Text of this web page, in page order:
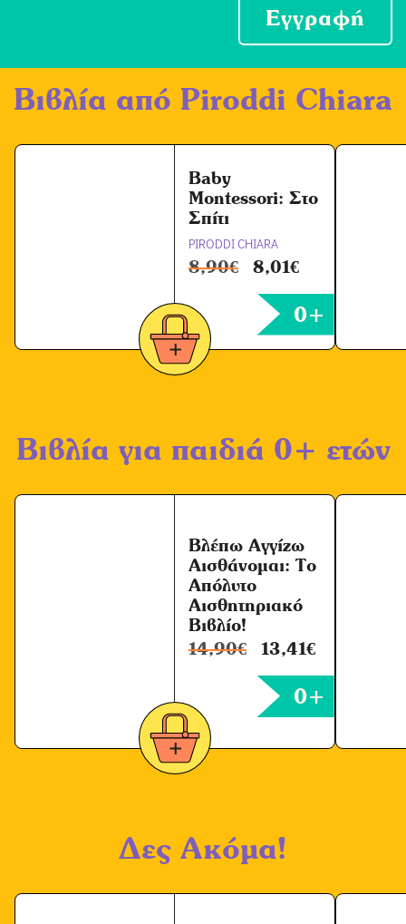
ή
Ό
ω
Εγγραφή
Βιβλία από Piroddi Chiara
Baby
Montessori: Στο
Σπίτι
PIRODDI CHIARA
8,90€ 8,01€
0+
Βιβλία για παιδιά 0+ ετών
Βλέπω Αγγίζω
Αισθάνομαι: Το
Απόλυτο
Αισθητηριακό
Βιβλίο!
14,90€ 13,41€
0+
Δες Ακόμα!